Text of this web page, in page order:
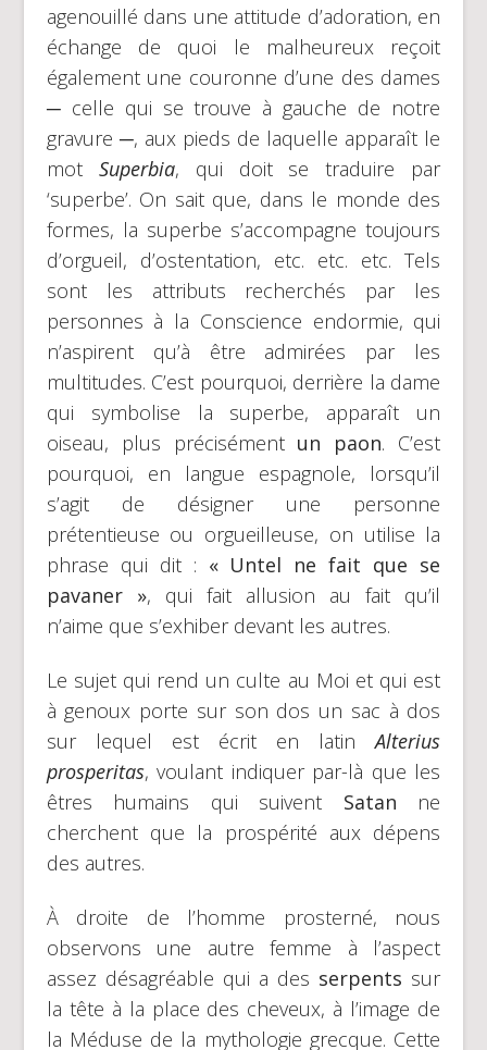
agenouillé dans une attitude d’adoration, en
échange de quoi le malheureux reçoit
également une couronne d’une des dames
─ celle qui se trouve à gauche de notre
gravure ─, aux pieds de laquelle apparaît le
mot Superbia, qui doit se traduire par
‘superbe’. On sait que, dans le monde des
formes, la superbe s’accompagne toujours
d’orgueil, d’ostentation, etc. etc. etc. Tels
sont les attributs recherchés par les
personnes à la Conscience endormie, qui
n’aspirent qu’à être admirées par les
multitudes. C’est pourquoi, derrière la dame
qui symbolise la superbe, apparaît un
oiseau, plus précisément un paon. C’est
pourquoi, en langue espagnole, lorsqu’il
s’agit de désigner une personne
prétentieuse ou orgueilleuse, on utilise la
phrase qui dit : « Untel ne fait que se
pavaner », qui fait allusion au fait qu’il
n’aime que s’exhiber devant les autres.
Le sujet qui rend un culte au Moi et qui est
à genoux porte sur son dos un sac à dos
sur lequel est écrit en latinAlterius
prosperitas, voulant indiquer par-là que les
êtres humains qui suivent Satan ne
cherchent que la prospérité aux dépens
des autres.
À droite de l’homme prosterné, nous
observons une autre femme à l’aspect
assez désagréable qui a des serpents sur
la tête à la place des cheveux, à l’image de
la Méduse de la mythologie grecque. Cette